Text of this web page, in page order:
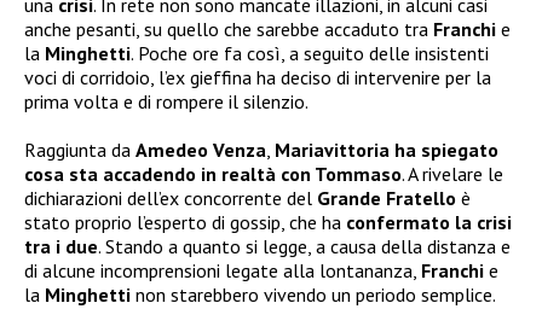
una crisi. In rete non sono mancate illazioni, in alcuni casi
anche pesanti, su quello che sarebbe accaduto tra Franchi e
la Minghetti. Poche ore fa così, a seguito delle insistenti
voci di corridoio, l’ex gieffina ha deciso di intervenire per la
prima volta e di rompere il silenzio.
Raggiunta da Amedeo Venza, Mariavittoria ha spiegato
cosa sta accadendo in realtà con Tommaso. A rivelare le
dichiarazioni dell’ex concorrente del Grande Fratello è
stato proprio l’esperto di gossip, che ha confermato la crisi
tra i due. Stando a quanto si legge, a causa della distanza e
di alcune incomprensioni legate alla lontananza, Franchi e
la Minghetti non starebbero vivendo un periodo semplice.